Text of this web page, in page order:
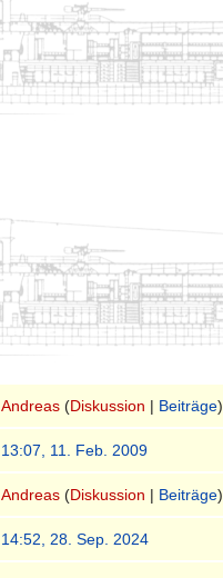
Andreas (Diskussion | Beiträge)
13:07, 11. Feb. 2009
Andreas (Diskussion | Beiträge)
14:52, 28. Sep. 2024